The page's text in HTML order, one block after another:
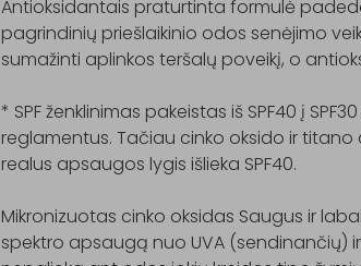
Antioksidantais praturtinta formulė
pagrindinių priešlaikinio odos senėjimo
sumažinti aplinkos teršalų poveikį, o
* SPF ženklinimas pakeistas iš SPF40 į
reglamentus. Tačiau cinko oksido ir
realus apsaugos lygis išlieka SPF40.
Mikronizuotas cinko oksidas Saugus ir
spektro apsaugą nuo UVA (sendinančių)